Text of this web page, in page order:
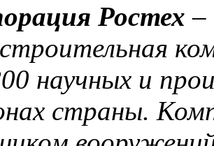
Ростех –
научных и
страны.